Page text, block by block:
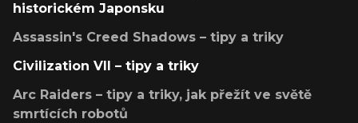
historickém Japonsku
Assassin's Creed Shadows – tipy a triky
Civilization VII – tipy a triky
Arc Raiders – tipy a triky, jak přežít ve světě
smrtících robotů